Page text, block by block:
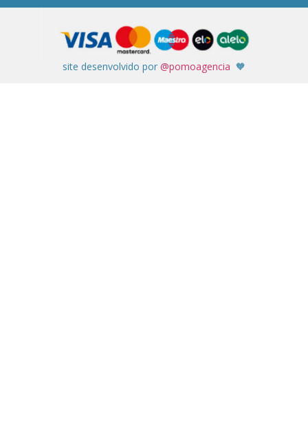
site desenvolvido por @pomoagencia 🧡